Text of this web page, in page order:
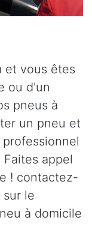
et vous êtes
ou d'un
pneus à
un pneu et
professionnel
appel
! contactez-
le
à domicile